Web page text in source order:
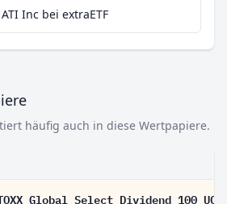
Inc bei extraETF
häufig auch in diese Wertpapiere.